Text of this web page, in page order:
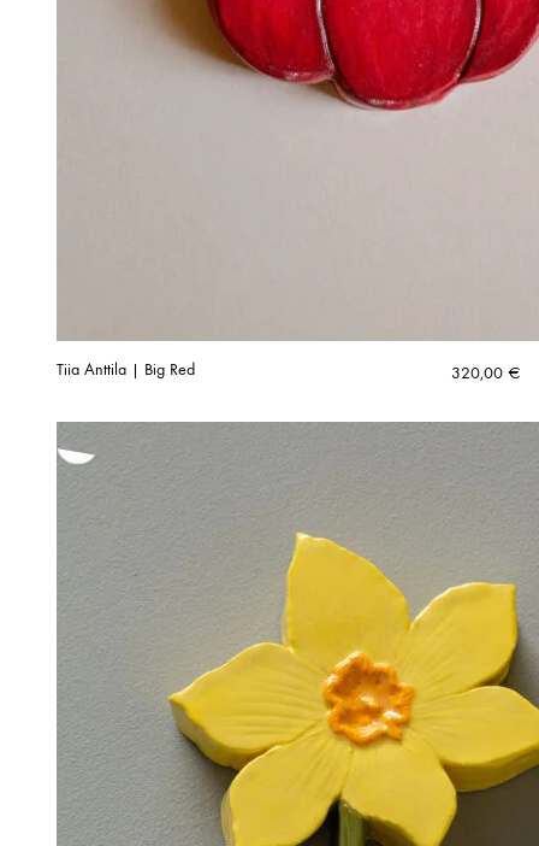
Tiia Anttila | Big Red 320,00 €